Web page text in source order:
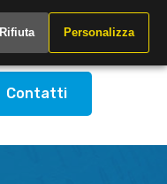
Contatti
Rifiuta Personalizza